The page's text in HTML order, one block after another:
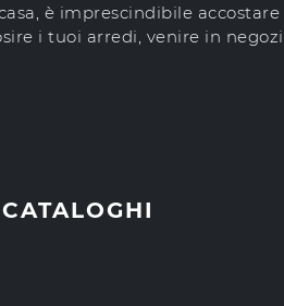
è imprescindibile
i tuoi arredi, venire in